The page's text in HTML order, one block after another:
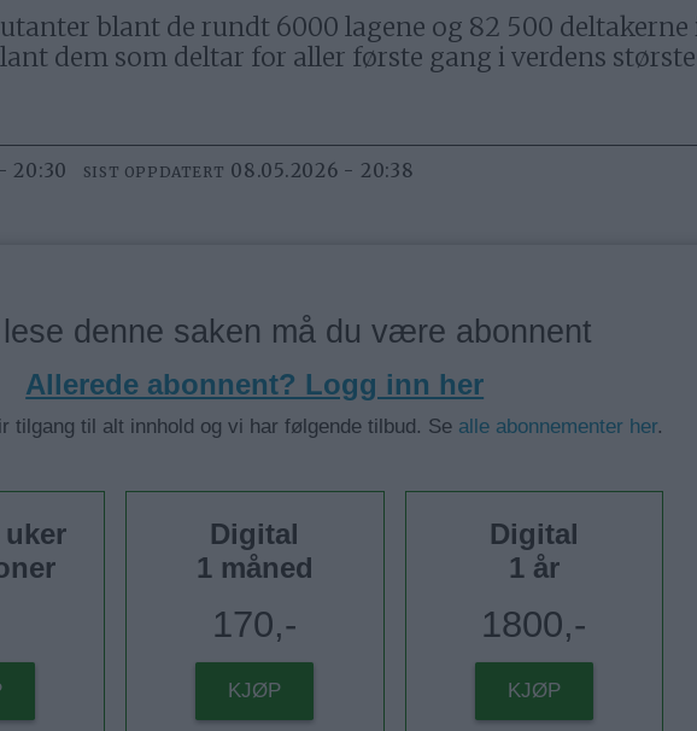
blant de rundt 6000 lagene og 82 500
dem som deltar for aller første gang i verdens
20:30 SIST OPPDATERT 08.05.2026 - 20:38
denne saken må du være abonnent
Allerede abonnent? Logg inn her
tilgang til alt innhold og vi har følgende tilbud. Se alle abonnementer her.
Digital
1 måned
170,-
KJØP
Digital
1 år
1800,-
KJØP